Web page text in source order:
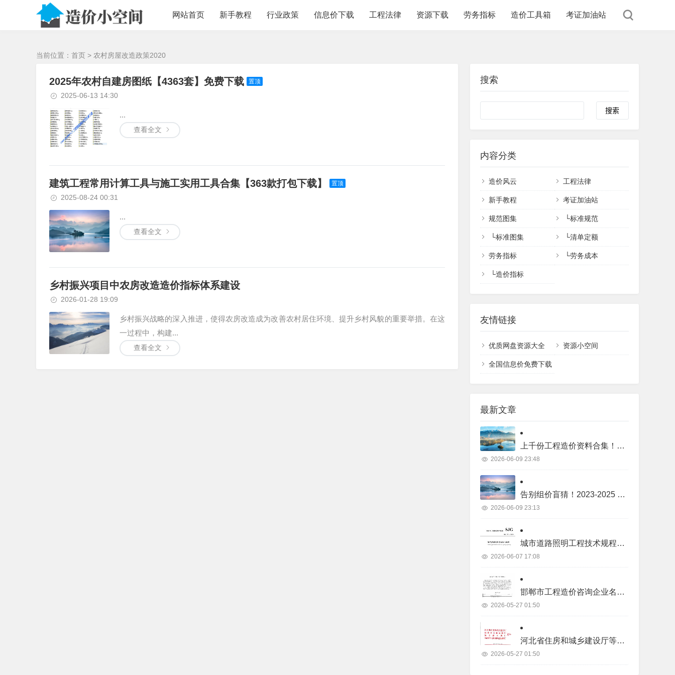
网站首页
新手教程 行业政策 信息价下载 工程法律 资源下载 劳务指标 造价工具箱 考证加油站
当前位置： 首页 > 农村房屋改造政策2020
2025年农村自建房图纸【4363套】免费下载 置顶
2025-06-13 14:30
...
查看全文
建筑工程常用计算工具与施工实用工具合集【363款打包下载】 置顶
2025-08-24 00:31
...
查看全文
乡村振兴项目中农房改造造价指标体系建设
2026-01-28 19:09
乡村振兴战略的深入推进，使得农房改造成为改善农村居住环境、提升乡村风貌的重要举措。在这
一过程中，构建...
查看全文
搜索
内容分类
造价风云 工程法律
新手教程 考证加油站
规范图集 └标准规范
└标准图集 └清单定额
劳务指标 └劳务成本
└造价指标
友情链接
优质网盘资源大全 资源小空间
全国信息价免费下载
最新文章
上千份工程造价资料合集！全专业工程价格库完整目录汇总
2026-06-09 23:48
告别组价盲猜！2023-2025 年土建 / 装饰 / 市政 / 机电 / 景观真实项目价格库
2026-06-09 23:13
城市道路照明工程技术规程SJG22-2023.pdf
2026-06-07 17:08
邯郸市工程造价咨询企业名录.pdf
2026-05-27 01:50
河北省住房和城乡建设厅等四部门关于2026年度河北省二级造价工程师职业资格考试有关事项的通知.pdf
2026-05-27 01:50